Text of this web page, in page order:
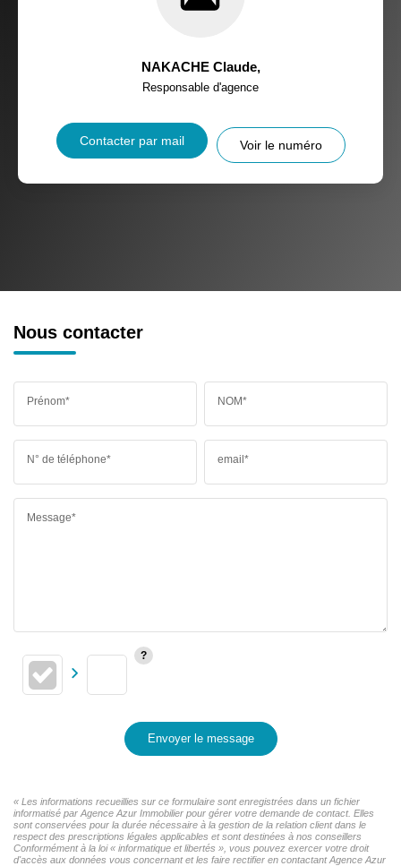
NAKACHE Claude,
Responsable d'agence
Contacter par mail Voir le numéro
Nous contacter
Prénom* NOM*
N° de téléphone* email*
Message*
Envoyer le message
« Les informations recueillies sur ce formulaire sont enregistrées dans un fichier
informatisé par Agence Azur Immobilier pour gérer votre demande de contact. Elles
sont conservées pour la durée nécessaire à la gestion de la relation client dans le
respect des prescriptions légales applicables et sont destinées à nos conseillers
Conformément à la loi « informatique et libertés », vous pouvez exercer votre droit
d'accès aux données vous concernant et les faire rectifier en contactant Agence Azur